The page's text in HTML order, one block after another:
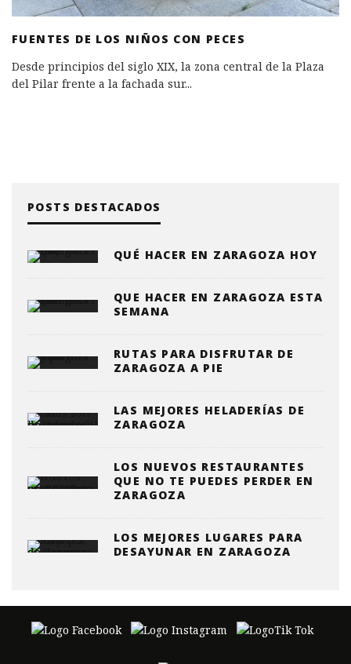
FUENTES DE LOS NIÑOS CON PECES
Desde principios del siglo XIX, la zona central de la Plaza
del Pilar frente a la fachada sur...
POSTS DESTACADOS
QUÉ HACER EN ZARAGOZA HOY
QUE HACER EN ZARAGOZA ESTA
SEMANA
RUTAS PARA DISFRUTAR DE
ZARAGOZA A PIE
LAS MEJORES HELADERÍAS DE
ZARAGOZA
LOS NUEVOS RESTAURANTES
QUE NO TE PUEDES PERDER EN
ZARAGOZA
LOS MEJORES LUGARES PARA
DESAYUNAR EN ZARAGOZA